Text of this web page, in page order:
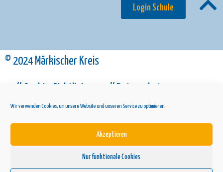
Wir verwenden Cookies, um unsere Website und unseren Service zu optimieren.
Akzeptieren
Nur funktionale Cookies
Login Schule
© 2024 Märkischer Kreis
// Impressum